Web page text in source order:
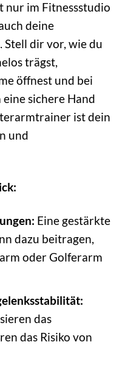
nur im Fitnessstudio
deine
Stell dir vor, wie du
trägst,
öffnest und bei
sichere Hand
ist dein
und
Eine gestärkte
dazu beitragen,
oder Golferarm
das
das Risiko von